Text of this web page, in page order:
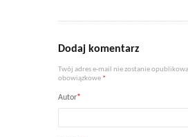
Dodaj komentarz
Twój adres e-mail nie zostanie
obowiązkowe *
Autor*